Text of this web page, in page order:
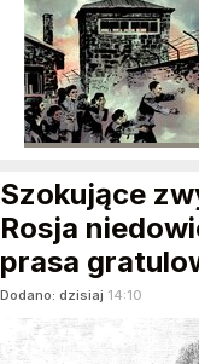
Szokujące
Rosja
prasa
Dodano: dzisiaj 14:10